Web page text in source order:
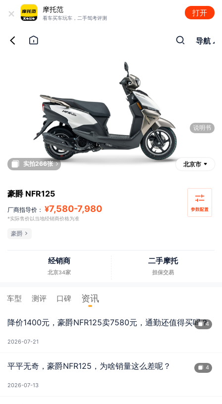
+ 摩托范
看车买车玩车，二手驾考评测
打开
导航
实拍266张 北京市
说明书
豪爵 NFR125
厂商指导价： ¥7,580-7,980
*实际售价以当地经销商价格为准
豪爵
经销商
北京34家
二手摩托
担保交易
车型 测评 口碑 资讯
降价1400元，豪爵NFR125卖7580元，通勤还值得买吗？
4
2026-07-21
平平无奇，豪爵NFR125，为啥销量这么差呢？ 4
2026-07-13